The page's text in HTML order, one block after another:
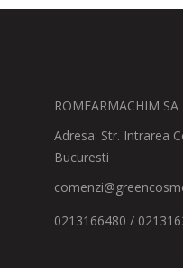
ROMFARMACHIM SA
Adresa: Str. Intrarea
Bucuresti
0213166480 /